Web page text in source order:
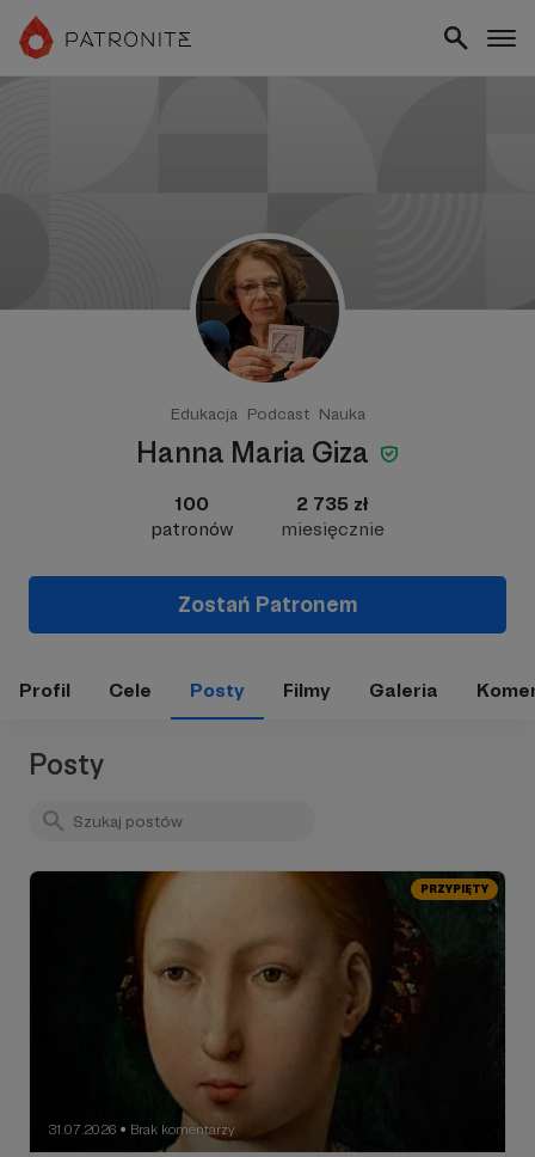
Edukacja Podcast Nauka
Hanna Maria Giza
100
patronów
2 735 zł
miesięcznie
Zostań Patronem
Profil Cele Posty Filmy Galeria
Posty
PRZYPIĘTY
31.07.2026 ● Brak komentarzy